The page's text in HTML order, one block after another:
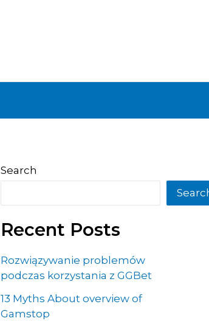
Search
Recent Posts
Rozwiązywanie problemów
podczas korzystania z GGBet
13 Myths About overview of
Gamstop